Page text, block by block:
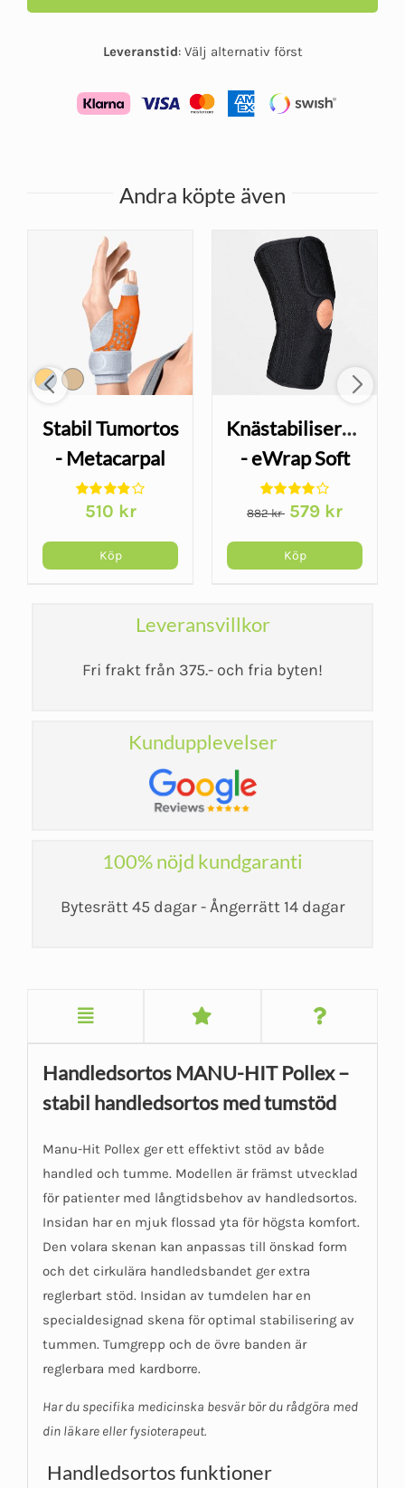
Leveranstid: Välj alternativ först
Andra köpte även
Stabil Tumortos
- Metacarpal
510 kr
Köp
Knästabiliserande
- eWrap Soft
882kr
Det
priset
579 krDet
Köp
Leveransvillkor
Fri frakt från 375.- och fria byten!
Kundupplevelser
100% nöjd kundgaranti
Bytesrätt 45 dagar - Ångerrätt 14 dagar
Handledsortos MANU-HIT Pollex –
stabil handledsortos med tumstöd
Manu-Hit Pollex ger ett effektivt stöd av både
handled och tumme. Modellen är främst utvecklad
för patienter med långtidsbehov av handledsortos.
Insidan har en mjuk flossad yta för högsta komfort.
Den volara skenan kan anpassas till önskad form
och det cirkulära handledsbandet ger extra
reglerbart stöd. Insidan av tumdelen har en
specialdesignad skena för optimal stabilisering av
tummen. Tumgrepp och de övre banden är
reglerbara med kardborre.
Har du specifika medicinska besvär bör du rådgöra med
din läkare eller fysioterapeut.
Handledsortos funktioner